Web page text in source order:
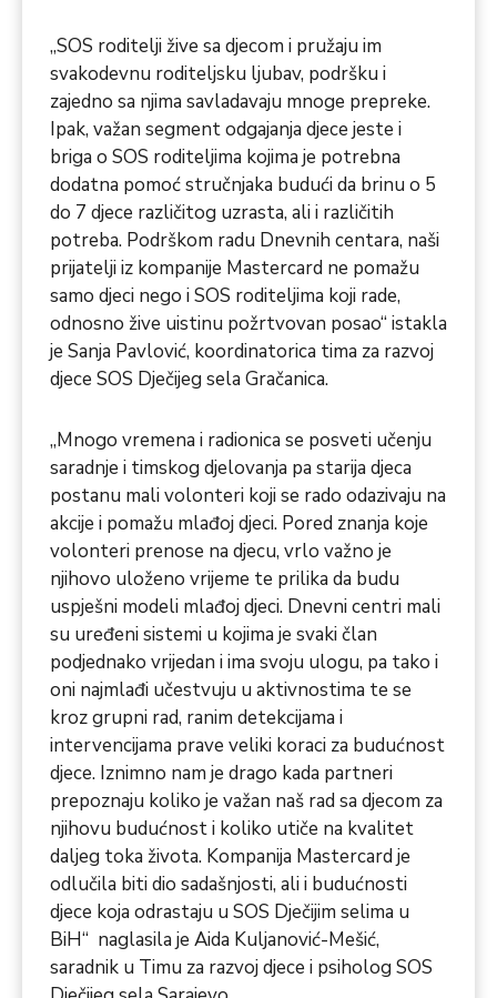
„SOS roditelji žive sa djecom i pružaju im
svakodevnu roditeljsku ljubav, podršku i
zajedno sa njima savladavaju mnoge prepreke.
Ipak, važan segment odgajanja djece jeste i
briga o SOS roditeljima kojima je potrebna
dodatna pomoć stručnjaka budući da brinu o 5
do 7 djece različitog uzrasta, ali i različitih
potreba. Podrškom radu Dnevnih centara, naši
prijatelji iz kompanije Mastercard ne pomažu
samo djeci nego i SOS roditeljima koji rade,
odnosno žive uistinu požrtvovan posao“ istakla
je Sanja Pavlović, koordinatorica tima za razvoj
djece SOS Dječijeg sela Gračanica.
„Mnogo vremena i radionica se posveti učenju
saradnje i timskog djelovanja pa starija djeca
postanu mali volonteri koji se rado odazivaju na
akcije i pomažu mlađoj djeci. Pored znanja koje
volonteri prenose na djecu, vrlo važno je
njihovo uloženo vrijeme te prilika da budu
uspješni modeli mlađoj djeci. Dnevni centri mali
su uređeni sistemi u kojima je svaki član
podjednako vrijedan i ima svoju ulogu, pa tako i
oni najmlađi učestvuju u aktivnostima te se
kroz grupni rad, ranim detekcijama i
intervencijama prave veliki koraci za budućnost
djece. Iznimno nam je drago kada partneri
prepoznaju koliko je važan naš rad sa djecom za
njihovu budućnost i koliko utiče na kvalitet
daljeg toka života. Kompanija Mastercard je
odlučila biti dio sadašnjosti, ali i budućnosti
djece koja odrastaju u SOS Dječijim selima u
BiH“ naglasila je Aida Kuljanović-Mešić,
saradnik u Timu za razvoj djece i psiholog SOS